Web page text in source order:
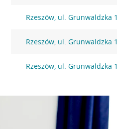
Rzeszów, ul. Grunwaldzka 1
Rzeszów, ul. Grunwaldzka 1
Rzeszów, ul. Grunwaldzka 1